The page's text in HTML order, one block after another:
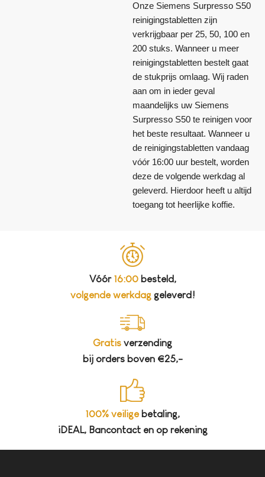
Onze Siemens Surpresso S50
reinigingstabletten zijn
verkrijgbaar per 25, 50, 100 en
200 stuks. Wanneer u meer
reinigingstabletten bestelt gaat
de stukprijs omlaag. Wij raden
aan om in ieder geval
maandelijks uw Siemens
Surpresso S50 te reinigen voor
het beste resultaat. Wanneer u
de reinigingstabletten vandaag
vóór 16:00 uur bestelt, worden
deze de volgende werkdag al
geleverd. Hierdoor heeft u altijd
toegang tot heerlijke koffie.
Vóór 16:00besteld,
volgende werkdaggeleverd!
Gratis verzending
bij orders boven €25,-
100% veiligebetaling,
iDEAL, Bancontact en op rekening